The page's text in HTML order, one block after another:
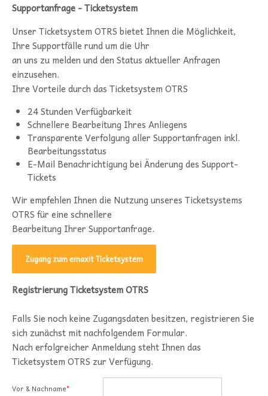
Supportanfrage - Ticketsystem
Unser Ticketsystem OTRS bietet Ihnen die Möglichkeit,
Ihre Supportfälle rund um die Uhr
an uns zu melden und den Status aktueller Anfragen
einzusehen.
Ihre Vorteile durch das Ticketsystem OTRS
24 Stunden Verfügbarkeit
Schnellere Bearbeitung Ihres Anliegens
Transparente Verfolgung aller Supportanfragen inkl.
Bearbeitungsstatus
E-Mail Benachrichtigung bei Änderung des Support-
Tickets
Wir empfehlen Ihnen die Nutzung unseres Ticketsystems
OTRS für eine schnellere
Bearbeitung Ihrer Supportanfrage.
Zugang zum emaxit Ticketsystem
Registrierung Ticketsystem OTRS
Falls Sie noch keine Zugangsdaten besitzen, registrieren Sie
sich zunächst mit nachfolgendem Formular.
Nach erfolgreicher Anmeldung steht Ihnen das
Ticketsystem OTRS zur Verfügung.
Vor & Nachname*